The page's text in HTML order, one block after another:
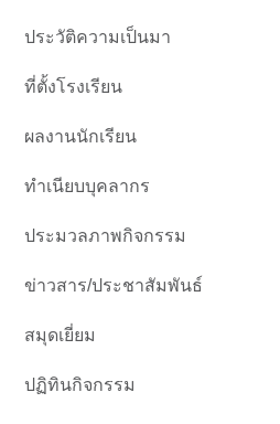
ประวัติความเป็นมา
ที่ตั้งโรงเรียน
ผลงานนักเรียน
ทำเนียบบุคลากร
ประมวลภาพกิจกรรม
ข่าวสาร/ประชาสัมพันธ์
สมุดเยี่ยม
ปฏิทินกิจกรรม